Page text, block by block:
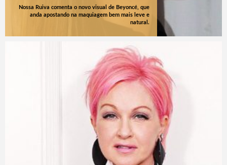
Nossa Ruiva comenta o novo visual de Beyoncé, que
anda apostando na maquiagem bem mais leve e
natural.